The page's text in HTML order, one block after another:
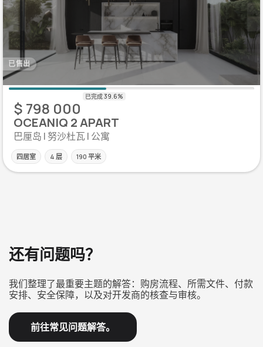
已售出
$ 798 000
OCEANIQ 2 APART
巴厘岛 | 努沙杜瓦 | 公寓
四居室 4 层 190 平米
还有问题吗？
我们整理了最重要主题的解答：购房流程、所需文件、付款
安排、安全保障，以及对开发商的核查与审核。
前往常见问题解答。